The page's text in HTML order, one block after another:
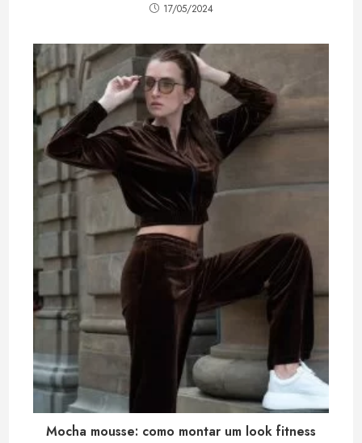
17/05/2024
Mocha mousse: como montar um look fitness